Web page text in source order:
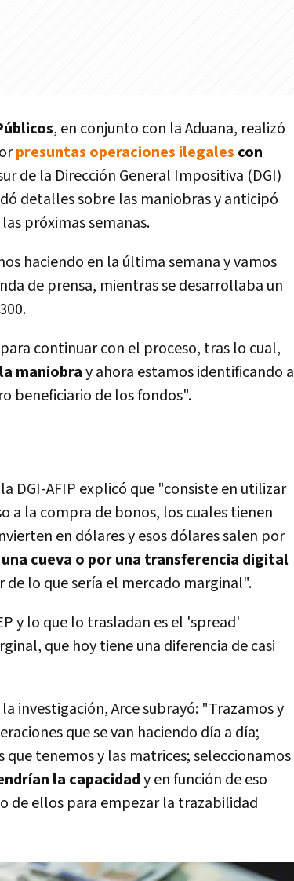
, en conjunto con la Aduana, realizó
presuntas operaciones ilegales con
de la Dirección General Impositiva (DGI)
detalles sobre las maniobras y anticipó
próximas semanas.
haciendo en la última semana y vamos
de prensa, mientras se desarrollaba un
continuar con el proceso, tras lo cual,
maniobray ahora estamos identificando a
beneficiario de los fondos".
DGI-AFIP explicó que "consiste en utilizar
a la compra de bonos, los cuales tienen
en dólares y esos dólares salen por
cueva o por una transferencia digital
de lo que sería el mercado marginal".
y lo que lo trasladan es el 'spread'
que hoy tiene una diferencia de casi
investigación, Arce subrayó: "Trazamos y
que se van haciendo día a día;
tenemos y las matrices; seleccionamos
la capacidady en función de eso
de ellos para empezar la trazabilidad